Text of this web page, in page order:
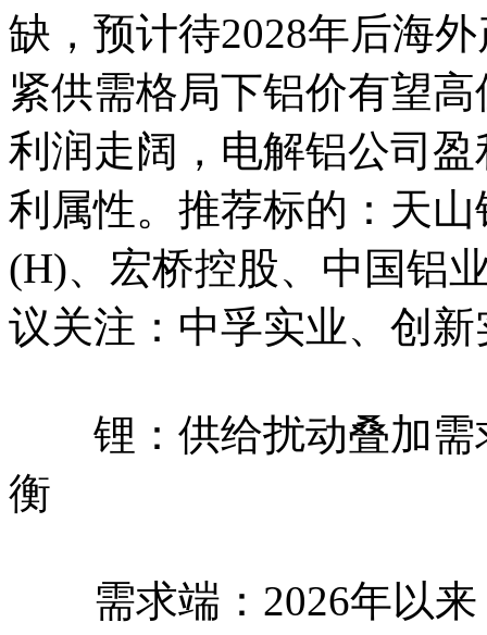
缺，预计待2028年后海
紧供需格局下铝价有望
利润走阔，电解铝公司
利属性。推荐标的：天
(H)、宏桥控股、中国铝
议关注：中孚实业、创
锂：供给扰动叠加需
衡
需求端：2026年以来